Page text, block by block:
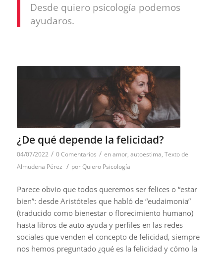
Desde quiero psicología podemos
ayudaros.
¿De qué depende la felicidad?
04/07/2022 / 0 Comentarios / enamor, autoestima, Texto de
Almudena Pérez / porQuiero Psicología
Parece obvio que todos queremos ser felices o “estar
bien”: desde Aristóteles que habló de “eudaimonia”
(traducido como bienestar o florecimiento humano)
hasta libros de auto ayuda y perfiles en las redes
sociales que venden el concepto de felicidad, siempre
nos hemos preguntado ¿qué es la felicidad y cómo la